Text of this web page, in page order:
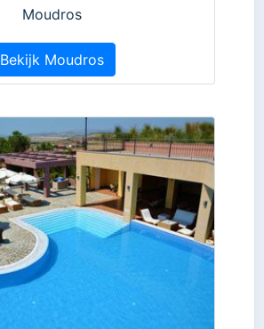
Moudros
Bekijk Moudros